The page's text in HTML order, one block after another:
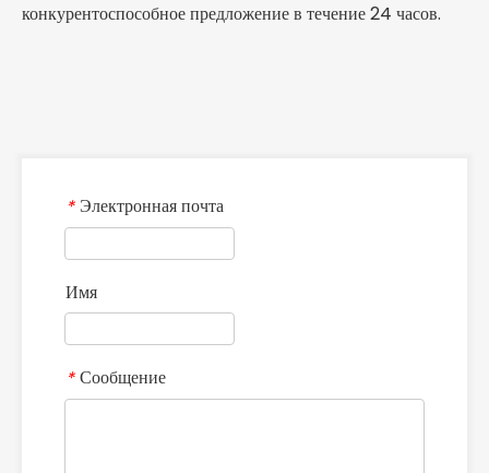
конкурентоспособное предложение в течение 24 часов.
* Электронная почта
Имя
* Сообщение